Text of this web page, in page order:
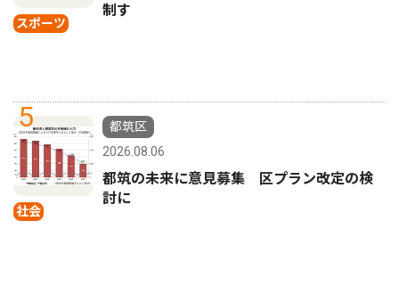
スポーツ
制す
5
社会
都筑区
2026.08.06
都筑の未来に意見募集 区プラン改定の検
討に